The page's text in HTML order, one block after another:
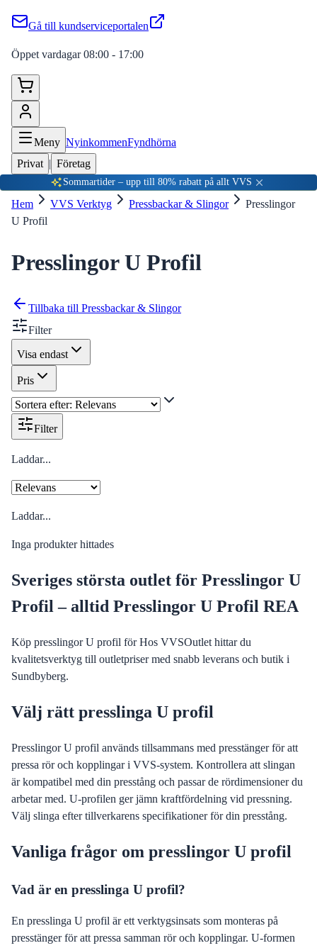
Gå till kundserviceportalen
Öppet vardagar 08:00 - 17:00
Meny NyinkommenFyndhörna
Privat | Företag
Sommartider – upp till 80% rabatt på allt VVS
Hem VVS Verktyg Pressbackar & Slingor
Presslingor
U Profil
Presslingor U Profil
Tillbaka till Pressbackar & Slingor
Filter
Visa endast
Pris
Filter
Laddar...
Laddar...
Inga produkter hittades
Sveriges största outlet för Presslingor U
Profil – alltid Presslingor U Profil REA
Köp presslingor U profil för Hos VVSOutlet hittar du
kvalitetsverktyg till outletpriser med snabb leverans och butik i
Sundbyberg.
Välj rätt presslinga U profil
Presslingor U profil används tillsammans med presstänger för att
pressa rör och kopplingar i VVS-system. Kontrollera att slingan
är kompatibel med din presstång och passar de rördimensioner du
arbetar med. U-profilen ger jämn kraftfördelning vid pressning.
Välj slinga efter tillverkarens specifikationer för din presstång.
Vanliga frågor om presslingor U profil
Vad är en presslinga U profil?
En presslinga U profil är ett verktygsinsats som monteras på
presstänger för att pressa samman rör och kopplingar. U-formen